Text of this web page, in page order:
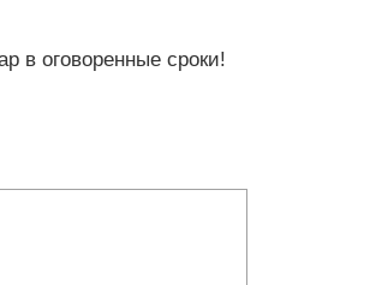
в оговоренные сроки!